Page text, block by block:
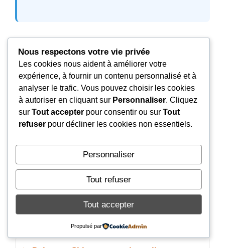
Quelle est la différence entre le Daiwa BG
MQ et l’Emblem Surf 45 SCW QD Type-R ?
Quel entretien pour un moulinet Daiwa
utilisé en surfcasting ?
Quel est le meilleur moulinet Daiwa pour
débuter le surfcasting ?
Quel ratio de moulinet choisir pour le
surfcasting ?
Nous respectons votre vie privée
Les cookies nous aident à améliorer votre
expérience, à fournir un contenu personnalisé et à
analyser le trafic. Vous pouvez choisir les cookies
à autoriser en cliquant sur Personnaliser. Cliquez
sur Tout accepter pour consentir ou sur Tout
refuser pour décliner les cookies non essentiels.
Personnaliser
Tout refuser
Tout accepter
Propulsé par